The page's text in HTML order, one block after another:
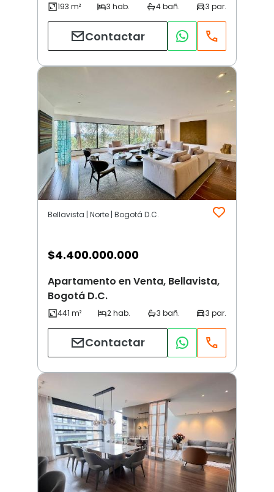
Contactar
Bellavista | Norte | Bogotá D.C.
$4.400.000.000
Apartamento en Venta, Bellavista,
Bogotá D.C.
Contactar